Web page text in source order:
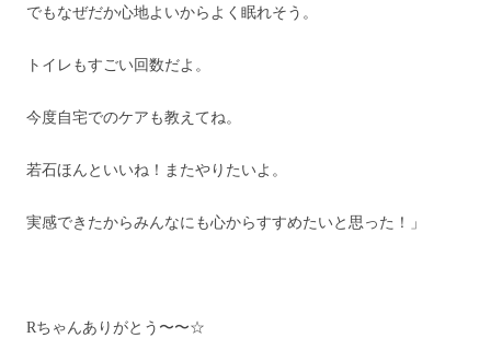
でもなぜだか心地よいからよく眠れそう。
トイレもすごい回数だよ。
今度自宅でのケアも教えてね。
若石ほんといいね！またやりたいよ。
実感できたからみんなにも心からすすめたいと思った！」
Rちゃんありがとう〜〜☆